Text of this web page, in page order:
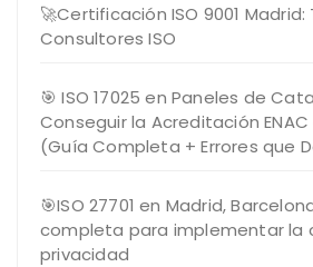
🚀Certificación ISO 9001
Consultores ISO
🎯 ISO 17025 en Paneles de
Conseguir la Acreditación
(Guía Completa + Errores que
🎯ISO 27701 en Madrid,
completa para implementar la
privacidad